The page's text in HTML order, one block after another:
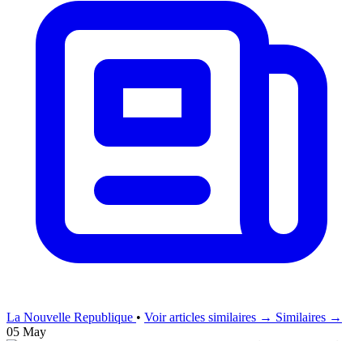
La Nouvelle Republique • Voir articles similaires → Similaires →
05 May